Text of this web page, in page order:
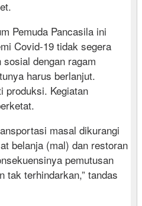
Pemuda Pancasila ini
Covid-19 tidak segera
dengan ragam
harus berlanjut.
produksi. Kegiatan
masal dikurangi
belanja (mal) dan restoran
pemutusan
tak terhindarkan,” tandas